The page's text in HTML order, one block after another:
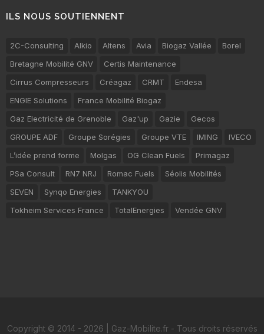
ILS NOUS SOUTIENNENT
2C-Consulting Alkio Altens Avia Biogaz Vallée
Borel
Bretagne Mobilité GNV
Certis Maintenance
Cirrus Compresseurs
Créagaz CRMT
Endesa
ENGIE Solutions
France Mobilité Biogaz
Gaz Electricité de Grenoble
Gaz'up Gazie
Gecos
GROUPE ADF
Groupe Sorégies Groupe VTE IMING
IVECO
L’idée prend forme
Molgas OG Clean Fuels
Primagaz
PSa Consult
RN7 NRJ Romac Fuels
Séolis Mobilités
SEVEN
Synqo Energies
TANKYOU
Tokheim Services France
TotalEnergies Vendée GNV
Copyright © 2014 - 2026 | Gaz-Mobilite.fr - Tous droits réservés